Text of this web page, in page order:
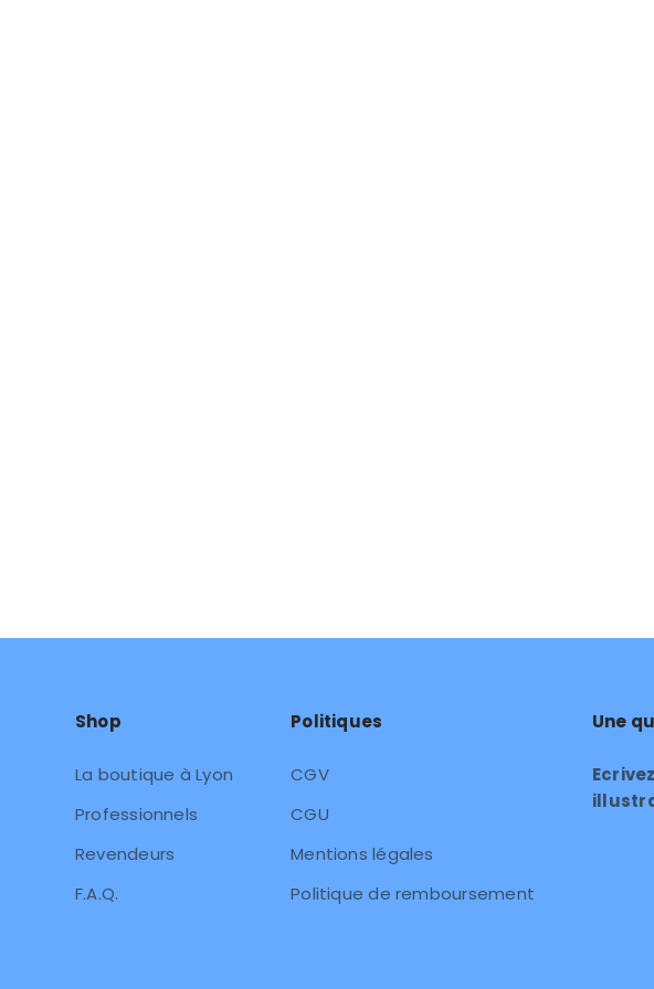
Shop
La boutique à Lyon
Professionnels
Revendeurs
F.A.Q.
Politiques
CGV
CGU
Mentions légales
Politique de remboursement
Une